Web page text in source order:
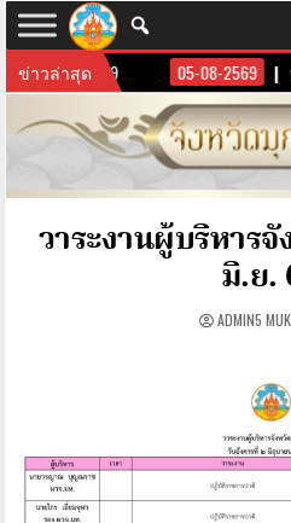
ข่าวล่าสุด
หาร 6 ส.ค. 69 05-08-2569
วาระงานผู้บริหาร
มิ.ย.
ADMIN5